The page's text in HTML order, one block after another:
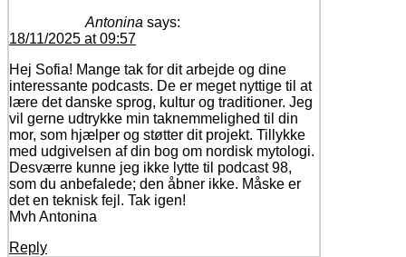
Antonina says:
18/11/2025 at 09:57
Hej Sofia! Mange tak for dit arbejde og dine
interessante podcasts. De er meget nyttige til at
lære det danske sprog, kultur og traditioner. Jeg
vil gerne udtrykke min taknemmelighed til din
mor, som hjælper og støtter dit projekt. Tillykke
med udgivelsen af ​​din bog om nordisk mytologi.
Desværre kunne jeg ikke lytte til podcast 98,
som du anbefalede; den åbner ikke. Måske er
det en teknisk fejl. Tak igen!
Mvh Antonina
Reply